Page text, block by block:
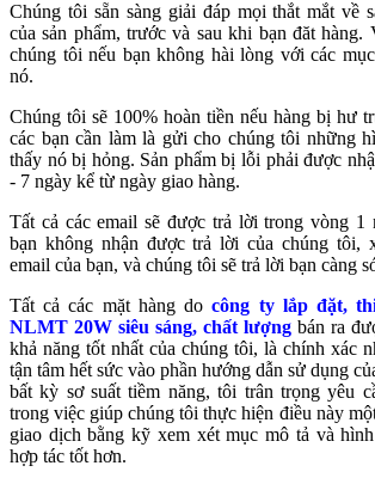
Chúng tôi sẵn sàng giải đáp mọi thắt mắt về
của sản phẩm, trước và sau khi bạn đăt
chúng tôi nếu bạn không hài lòng với các
nó.
Chúng tôi sẽ 100% hoàn tiền nếu hàng bị hư
các bạn cần làm là gửi cho chúng tôi những
thấy nó bị hỏng. Sản phẩm bị lỗi phải được
- 7 ngày kể từ ngày giao hàng.
Tất cả các email sẽ được trả lời trong vòng 1
bạn không nhận được trả lời của chúng
email của bạn, và chúng tôi sẽ trả lời bạn càng
Tất cả các mặt hàng do công ty lắp đặt,
NLMT 20W siêu sáng, chất lượng bán ra
khả năng tốt nhất của chúng tôi, là chính xác
tận tâm hết sức vào phần hướng dẫn sử dụng
bất kỳ sơ suất tiềm năng, tôi trân trọng yêu
trong việc giúp chúng tôi thực hiện điều này
giao dịch bằng kỹ xem xét mục mô tả và
hợp tác tốt hơn.